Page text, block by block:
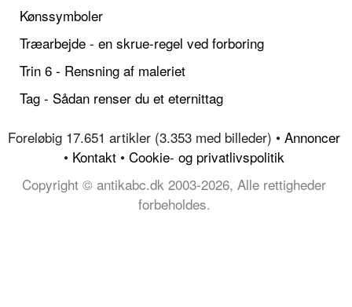
Kønssymboler
Træarbejde - en skrue-regel ved forboring
Trin 6 - Rensning af maleriet
Tag - Sådan renser du et eternittag
Foreløbig 17.651 artikler (3.353 med billeder) • Annoncer
• Kontakt • Cookie- og privatlivspolitik
Copyright © antikabc.dk 2003-2026, Alle rettigheder
forbeholdes.